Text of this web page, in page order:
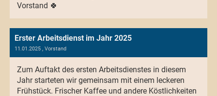
Vorstand 🍀
Erster Arbeitsdienst im Jahr 2025
11.01.2025 , Vorstand
Zum Auftakt des ersten Arbeitsdienstes in diesem
Jahr starteten wir gemeinsam mit einem leckeren
Frühstück. Frischer Kaffee und andere Köstlichkeiten